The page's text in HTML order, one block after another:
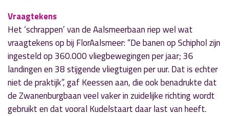
Vraagtekens
Het ‘schrappen’ van de Aalsmeerbaan riep wel wat
vraagtekens op bij FlorAalsmeer: “De banen op Schiphol zijn
ingesteld op 360.000 vliegbewegingen per jaar; 36
landingen en 38 stijgende vliegtuigen per uur. Dat is echter
niet de praktijk”, gaf Keessen aan, die ook benadrukte dat
de Zwanenburgbaan veel vaker in zuidelijke richting wordt
gebruikt en dat vooral Kudelstaart daar last van heeft.